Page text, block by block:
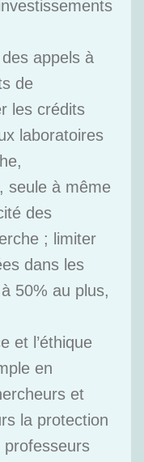
appels à
de
les crédits
laboratoires
seule à même
des
; limiter
dans les
50% au plus,
et l’éthique
en
et
la protection
professeurs